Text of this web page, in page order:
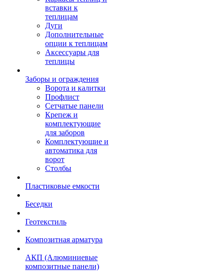
вставки к
теплицам
Дуги
Дополнительные
опции к теплицам
Аксессуары для
теплицы
Заборы и ограждения
Ворота и калитки
Профлист
Сетчатые панели
Крепеж и
комплектующие
для заборов
Комплектующие и
автоматика для
ворот
Столбы
Пластиковые емкости
Беседки
Геотекстиль
Композитная арматура
АКП (Алюминиевые
композитные панели)